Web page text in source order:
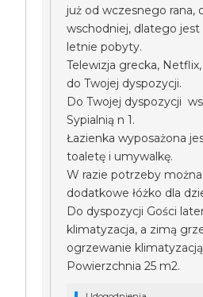
już od wczesnego rana,
wschodniej, dlatego
letnie pobyty.
Telewizja grecka,
do Twojej dyspozycji.
Do Twojej dyspozycji
Sypialnią n 1.
Łazienka wyposażona
toaletę i umywalkę.
W razie potrzeby
dodatkowe łóżko dla
Do dyspozycji Gości
klimatyzacja, a zimą
ogrzewanie
Powierzchnia 25 m2.